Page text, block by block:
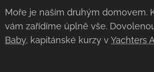
Moře je naším druhým domovem.
vám zařídíme úplně vše.
Baby, kapitánské kurzy v Yachters